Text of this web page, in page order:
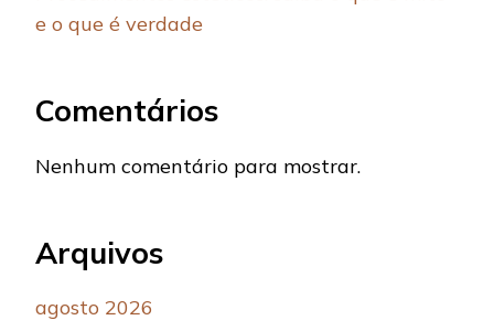
e o que é verdade
Comentários
Nenhum comentário para mostrar.
Arquivos
agosto 2026